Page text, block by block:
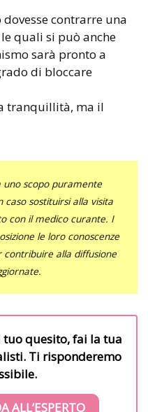
contrarre una
quali si può anche
sarà pronto a
di bloccare
tranquillità, ma il
uno scopo puramente
sostituirsi alla visita
con il medico curante. I
le loro conoscenze
alla diffusione
tuo quesito, fai la tua
Ti risponderemo
ALL’ESPERTO